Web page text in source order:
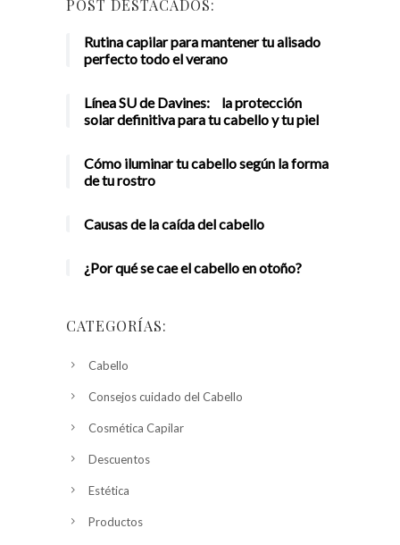
POST DESTACADOS:
Rutina capilar para mantener tu alisado
perfecto todo el verano
Línea SU de Davines: la protección
solar definitiva para tu cabello y tu piel
Cómo iluminar tu cabello según la forma
de tu rostro
Causas de la caída del cabello
¿Por qué se cae el cabello en otoño?
CATEGORÍAS:
Cabello
Consejos cuidado del Cabello
Cosmética Capilar
Descuentos
Estética
Productos